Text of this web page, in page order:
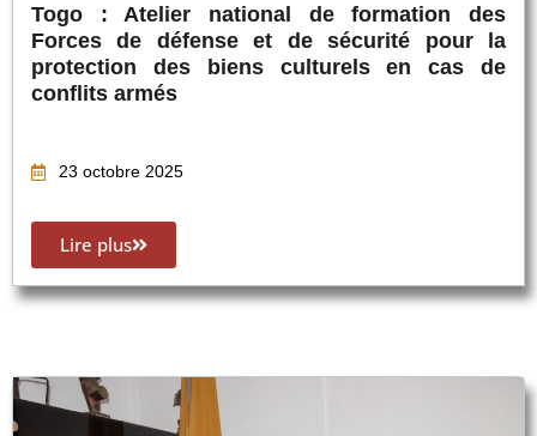
Togo : Atelier national de formation des
Forces de défense et de sécurité pour la
protection des biens culturels en cas de
conflits armés
23 octobre 2025
Lire plus